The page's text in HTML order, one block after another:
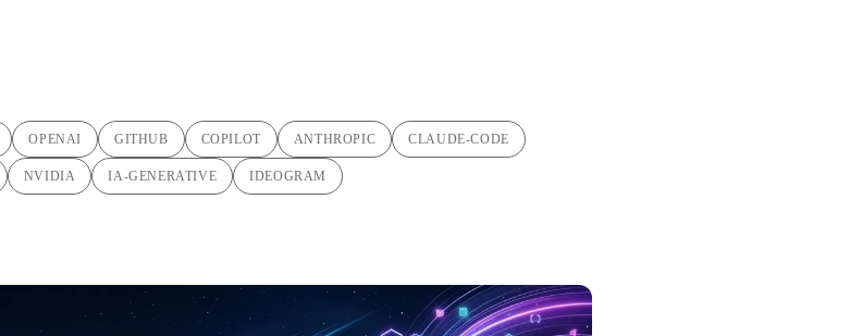
OPENAI GITHUB COPILOT ANTHROPIC CLAUDE-CODE
NVIDIA IA-GENERATIVE IDEOGRAM